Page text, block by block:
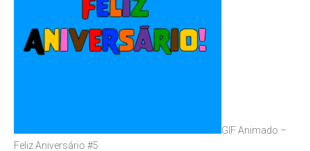
GIF Animado –
Feliz Aniversário #5